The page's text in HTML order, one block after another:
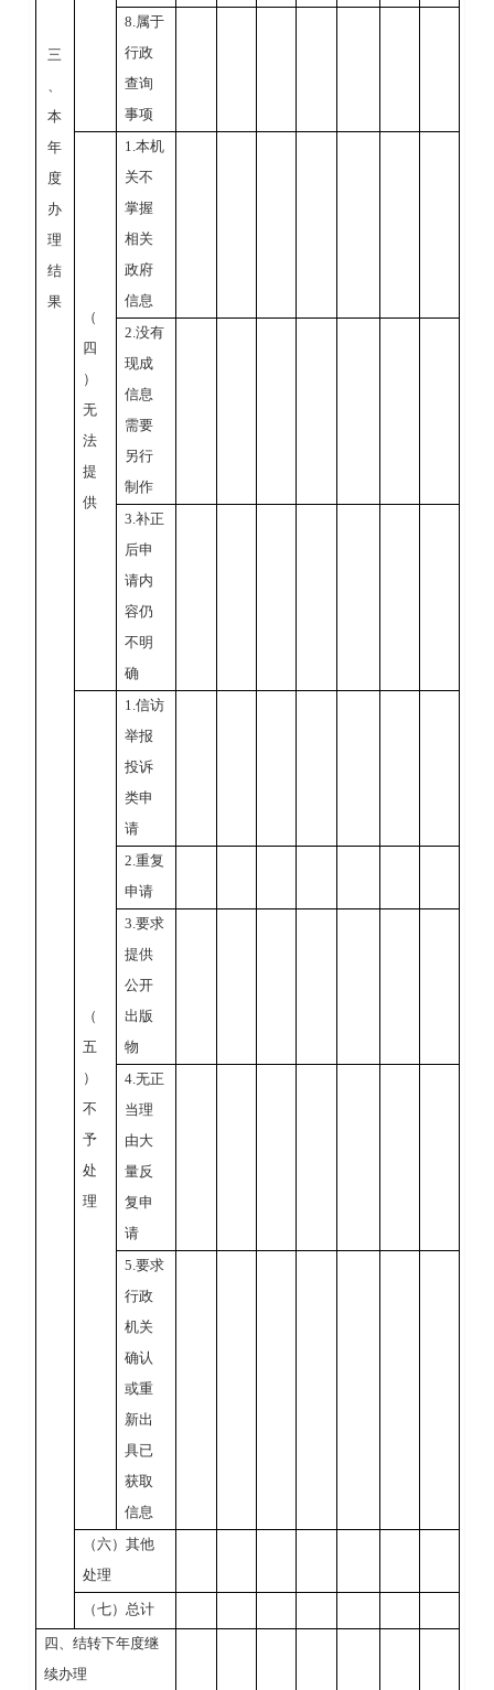
三
、
本
年
度
办
理
结
果
8.属于
行政
查询
事项
（
四
）
无
法
提
供
1.本机
关不
掌握
相关
政府
信息
2.没有
现成
信息
需要
另行
制作
3.补正
后申
请内
容仍
不明
确
（
五
）
不
予
处
理
1.信访
举报
投诉
类申
请
2.重复
申请
3.要求
提供
公开
出版
物
4.无正
当理
由大
量反
复申
请
5.要求
行政
机关
确认
或重
新出
具已
获取
信息
（六）其他
处理
（七）总计
四、结转下年度继
续办理